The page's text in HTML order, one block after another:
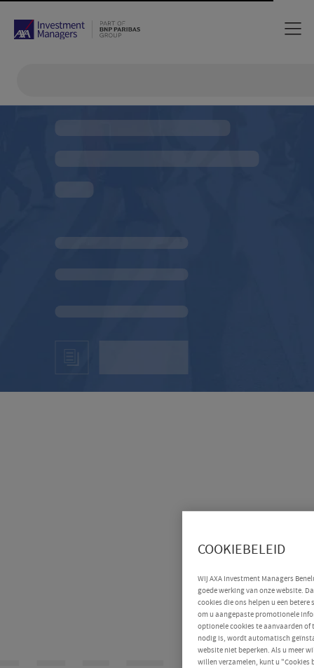
COOKIEBELEID
Wij AXA Investment Managers
goede werking van onze website.
cookies die ons helpen u een
om u aangepaste promotionele
optionele cookies te aanvaarden of
nodig is, wordt automatisch
website niet beperken. Als u meer
willen verzamelen, kunt u "Cookies